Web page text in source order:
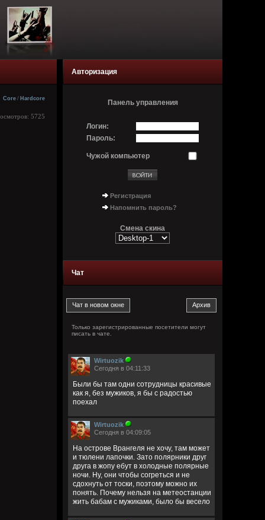
Core / Hardcore
5725
Авторизация
Панель управления
Логин:
Пароль:
Чужой компьютер
Регистрация
Напомнить пароль?
Смена скина
Чат
Только зарегистрированные посетители могут
писать в чате.
Wirtuozik
Сегодня в 04:11:33
Были бы там одни сотрудницы красивые
как я, без мужиков, я бы с радостью
поехал
Wirtuozik
Сегодня в 04:09:05
На острове Врангеля не хочу, там может
и тюлени лапочки. Зато полярники друг
друга в жопу ебут в холодные полярные
ночи. Ну, они чтобы согреться и не
сдохнуть от тоски, поэтому можно их
понять. Почему нельзя на метеостанции
жить бабам с мужиками, было бы весело